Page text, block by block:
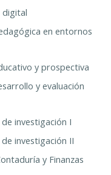
digital
en entornos
y prospectiva
y evaluación
investigación I
investigación II
y Finanzas